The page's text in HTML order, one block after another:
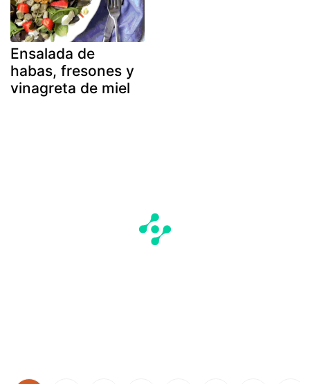
Ensalada de
habas, fresones y
vinagreta de miel